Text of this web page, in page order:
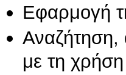
Εφαρμογή
Αναζήτηση,
με τη